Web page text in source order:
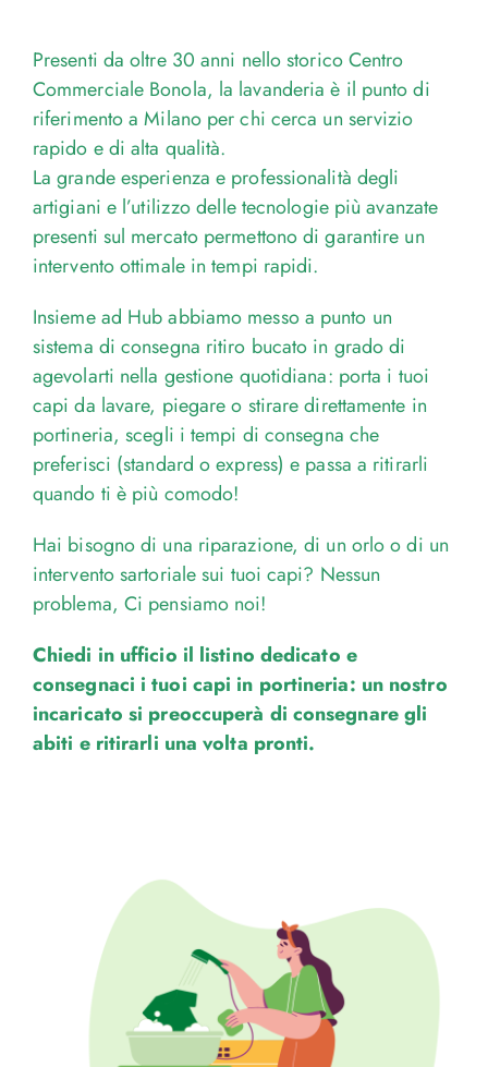
Presenti da oltre 30 anni nello storico Centro
Commerciale Bonola, la lavanderia è il punto di
riferimento a Milano per chi cerca un servizio
rapido e di alta qualità.
La grande esperienza e professionalità degli
artigiani e l’utilizzo delle tecnologie più avanzate
presenti sul mercato permettono di garantire un
intervento ottimale in tempi rapidi.
Insieme ad Hub abbiamo messo a punto un
sistema di consegna ritiro bucato in grado di
agevolarti nella gestione quotidiana: porta i tuoi
capi da lavare, piegare o stirare direttamente in
portineria, scegli i tempi di consegna che
preferisci (standard o express) e passa a ritirarli
quando ti è più comodo!
Hai bisogno di una riparazione, di un orlo o di un
intervento sartoriale sui tuoi capi? Nessun
problema, Ci pensiamo noi!
Chiedi in ufficio il listino dedicato e
consegnaci i tuoi capi in portineria: un nostro
incaricato si preoccuperà di consegnare gli
abiti e ritirarli una volta pronti.